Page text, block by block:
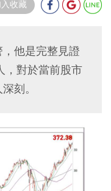
收藏
他是完整見證
，對於當前股市
刻。